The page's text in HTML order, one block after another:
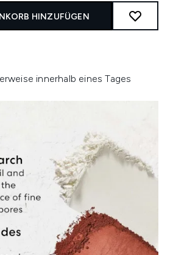
HINZUFÜGEN
innerhalb eines Tages